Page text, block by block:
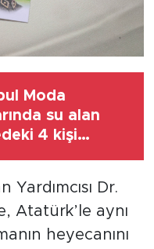
Moda
su alan
4 kişi
Dr.
Atatürk’le aynı
heyecanını